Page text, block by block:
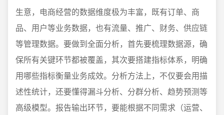
生意，电商经营的数据维度极为丰富，既有订单、商
品、用户等业务数据，也有流量、推广、财务、供应链
等管理数据。要做到全面分析，首先要梳理数据源，确
保所有关键环节都被覆盖，其次要搭建指标体系，明确
用哪些指标衡量业务成效。分析方法上，不仅要会用描
述性统计，还要懂得漏斗分析、分群分析、趋势预测等
高级模型。报告输出环节，要能根据不同需求（运营、